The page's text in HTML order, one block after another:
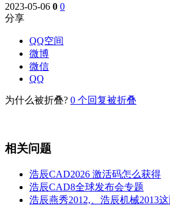
2023-05-06 0 0
分享
QQ空间
微博
微信
QQ
为什么被折叠? 0 个回复被折叠
相关问题
浩辰CAD2026 激活码怎么获得
浩辰CAD8全球发布会专题
浩辰燕秀2012,、浩辰机械2013